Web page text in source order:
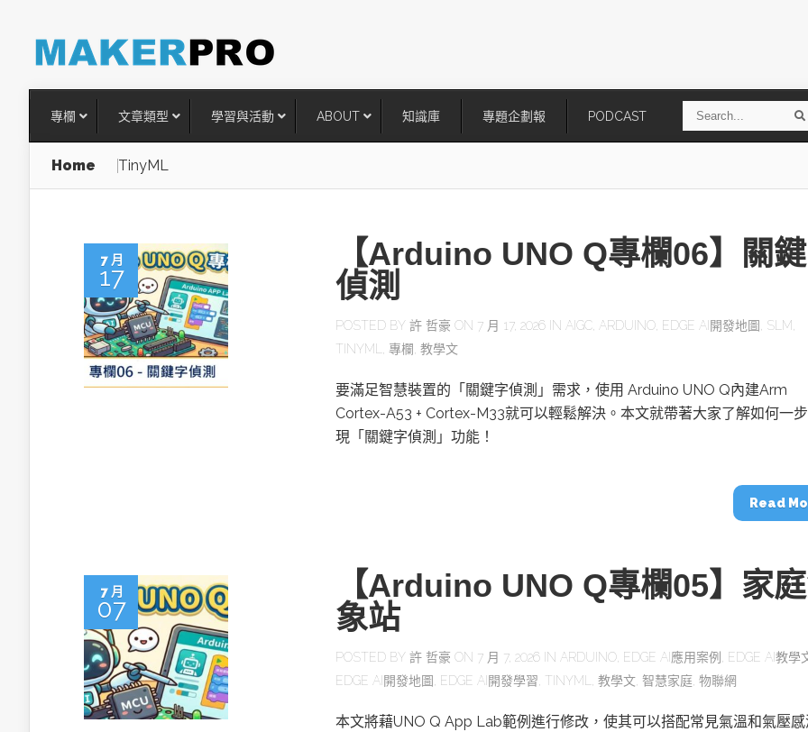
專欄
英特爾技術驅動醫療外骨骼解決方案
以3D感知開啟智慧機器人新時代：從深度相機到
OpenVINO的邊緣智慧革命
【活動報導】Intel攜手生態系夥伴分
人應用部署實戰經驗
AI Agent時代來臨：看邊緣AI如何成為
文章類型
台灣搶攻後矽時代半導體關鍵技
推探OpenAI Codex Micro專屬控
AI走向實體世界 安森美70億美
台
TensorFlow vs. PyTorch：AI框架
之戰，誰是最佳選擇？
創客開發板AI加速晶片觀察
學習與活動 ABOUT 知識庫 專題企劃報 PODCAST
a
r
r
Home TinyML
7 月
17
【Arduino UNO Q專欄06】關
偵測
POSTED BY 許 哲豪 ON 7 月 17, 2026 IN AIGC ARDUINO EDGE AI開發地圖 SLM
TINYML
專欄 教學文
要滿足智慧裝置的「關鍵字偵測」需求，使用 Arduino UNO Q內建Arm
Cortex-A53 + Cortex-M33就可以輕鬆解決。本文就帶著大家了解如何一
現「關鍵字偵測」功能！
Read
7 月
07
【Arduino UNO Q專欄05】家
象站
POSTED BY 許 哲豪 ON 7 月 7, 2026 IN ARDUINO EDGE AI應用案例 EDGE AI教學
EDGE AI開發地圖
EDGE AI開發學習 TINYML 教學文 智慧家庭 物聯網
本文將藉UNO Q App Lab範例進行修改，使其可以搭配常見氣溫和氣壓